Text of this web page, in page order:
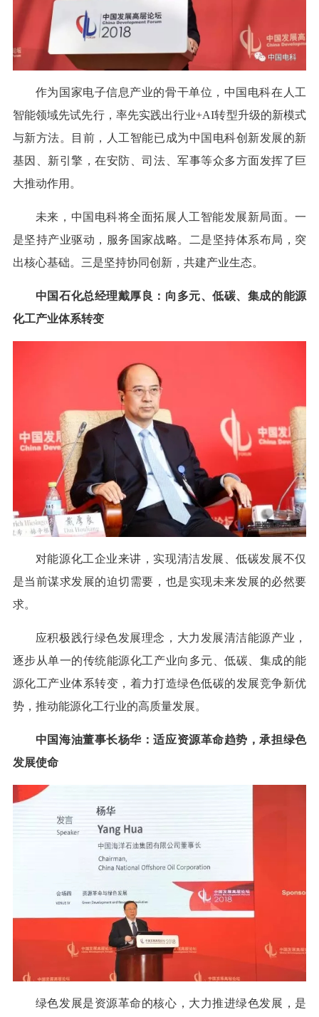
作为国家电子信息产业的骨干单位，中国电科在人工
智能领域先试先行，率先实践出行业+AI转型升级的新模式
与新方法。目前，人工智能已成为中国电科创新发展的新
基因、新引擎，在安防、司法、军事等众多方面发挥了巨
大推动作用。
未来，中国电科将全面拓展人工智能发展新局面。一
是坚持产业驱动，服务国家战略。二是坚持体系布局，突
出核心基础。三是坚持协同创新，共建产业生态。
中国石化总经理戴厚良：向多元、低碳、集成的能源
化工产业体系转变
对能源化工企业来讲，实现清洁发展、低碳发展不仅
是当前谋求发展的迫切需要，也是实现未来发展的必然要
求。
应积极践行绿色发展理念，大力发展清洁能源产业，
逐步从单一的传统能源化工产业向多元、低碳、集成的能
源化工产业体系转变，着力打造绿色低碳的发展竞争新优
势，推动能源化工行业的高质量发展。
中国海油董事长杨华：适应资源革命趋势，承担绿色
发展使命
绿色发展是资源革命的核心，大力推进绿色发展，是